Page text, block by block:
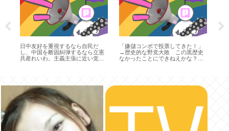
日中友好を重視するなら自民だ
し、中国を断固糾弾するなら立憲
共産れいわ。主義主張に近い党に
「嫌儲コンボで投票してきた！」
→歴史的な野党大敗 この黒歴史
なかったことにできねえかな？ネ